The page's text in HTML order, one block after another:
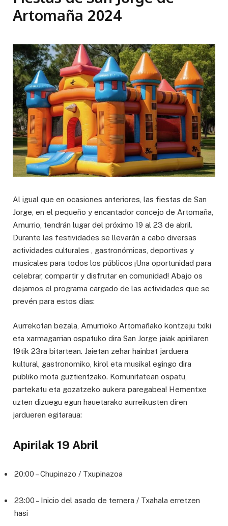
Artomaña 2024
Al igual que en ocasiones anteriores, las fiestas de San
Jorge, en el pequeño y encantador concejo de Artomaña,
Amurrio, tendrán lugar del próximo 19 al 23 de abril.
Durante las festividades se llevarán a cabo diversas
actividades culturales , gastronómicas, deportivas y
musicales para todos los públicos ¡Una oportunidad para
celebrar, compartir y disfrutar en comunidad! Abajo os
dejamos el programa cargado de las actividades que se
prevén para estos días:
Aurrekotan bezala, Amurrioko Artomañako kontzeju txiki
eta xarmagarrian ospatuko dira San Jorge jaiak apirilaren
19tik 23ra bitartean. Jaietan zehar hainbat jarduera
kultural, gastronomiko, kirol eta musikal egingo dira
publiko mota guztientzako. Komunitatean ospatu,
partekatu eta gozatzeko aukera paregabea! Hementxe
uzten dizuegu egun hauetarako aurreikusten diren
jardueren egitaraua:
Apirilak 19 Abril
20:00 – Chupinazo / Txupinazoa
23:00 – Inicio del asado de ternera / Txahala erretzen
hasi